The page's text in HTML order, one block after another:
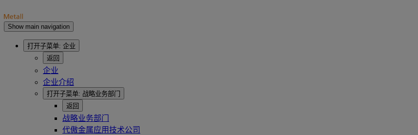
Show main navigation
打开子菜单: 企业
返回
企业
企业介绍
打开子菜单: 战略业务部门
返回
战略业务部门
代傲金属应用技术公司